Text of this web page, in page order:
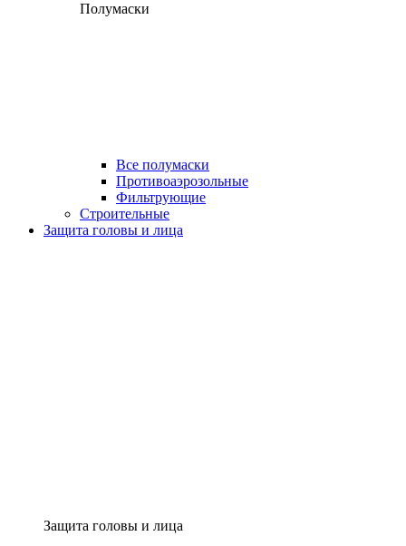
Полумаски
Все полумаски
Противоаэрозольные
Фильтрующие
Строительные
Защита головы и лица
Защита головы и лица